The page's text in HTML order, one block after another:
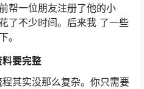
帮一位朋友注册了他的小
了不少时间。后来我 了一些
。
要完整
其实没那么复杂。你只需要